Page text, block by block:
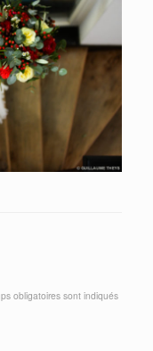
obligatoires sont indiqués